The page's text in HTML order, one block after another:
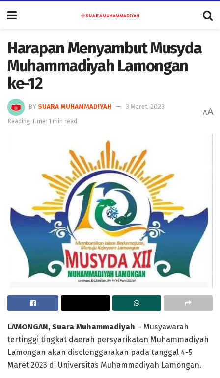
Harapan Menyambut Musyda
Muhammadiyah Lamongan
ke-12
BY SUARA MUHAMMADIYAH
3 Maret, 2023
Reading Time: 1 min read
AA
LAMONGAN, Suara Muhammadiyah – Musyawarah
tertinggi tingkat daerah persyarikatan Muhammadiyah
Lamongan akan diselenggarakan pada tanggal 4-5
Maret 2023 di Universitas Muhammadiyah Lamongan.